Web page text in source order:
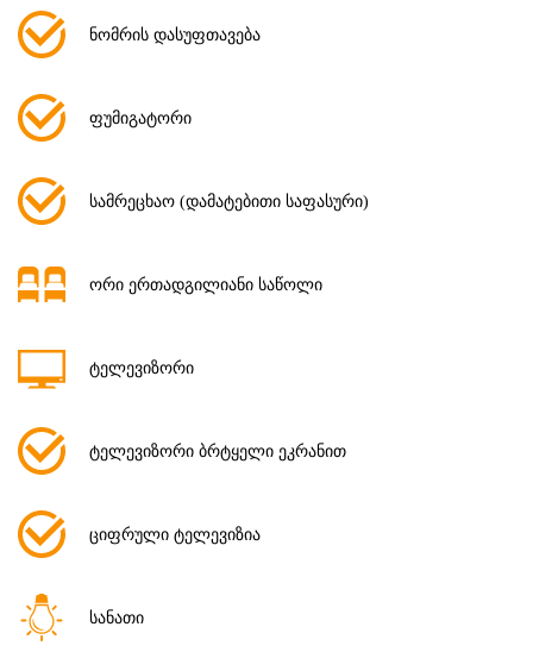
ნომრის დასუფთავება
ფუმიგატორი
სამრეცხაო (დამატებითი საფასური)
ორი ერთადგილიანი საწოლი
ტელევიზორი
ტელევიზორი ბრტყელი ეკრანით
ციფრული ტელევიზია
სანათი